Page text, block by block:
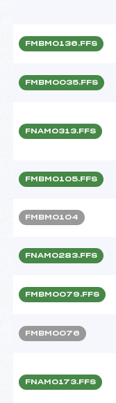
FMBM0136.FFS
FMBM0035.FFS
FNAM0313.FFS
FMBM0105.FFS
FMBM0104
FNAM0283.FFS
FMBM0079.FFS
FMBM0076
FNAM0173.FFS